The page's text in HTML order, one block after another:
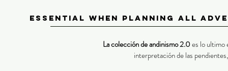
Essential when planning all
​La colección de andinismo 2.0es lo ultimo
interpretación de las